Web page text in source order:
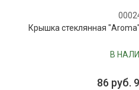
Крышка стеклянная
В
86 руб.